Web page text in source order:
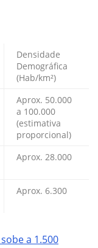
Densidade
Demográfica
(Hab/km²)
Aprox. 50.000
a 100.000
(estimativa
proporcional)
Aprox. 28.000
Aprox. 6.300
a 1.500